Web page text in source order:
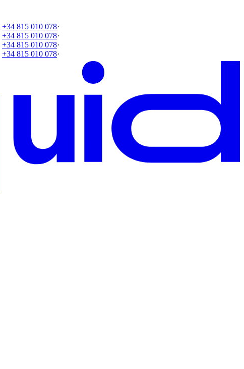
+34 815 010 078·
+34 815 010 078·
+34 815 010 078·
+34 815 010 078·